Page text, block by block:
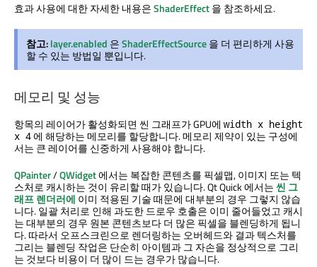
효과 사용에 대한 자세한 내용은ShaderEffect을 참조하세요.
참고:layer.enabled 은ShaderEffectSource을 더 편리하게 사용
할 수 있는 방법일 뿐입니다.
메모리 및 성능
항목의 레이어가 활성화되면 씬 그래프가 GPU에 width x height
x 4에 해당하는 메모리를 할당합니다. 메모리 제약이 있는 구성에
서는 큰 레이어를 신중하게 사용해야 합니다.
QPainter/QWidget에서는 복잡한 콘텐츠를 픽셀맵, 이미지 또는 텍
스처로 캐시하는 것이 유리할 때가 있습니다.Qt Quick에서는씬 그
래프 렌더러에 이미 적용된 기술 때문에 대부분의 경우 그렇지 않습
니다. 일괄 처리로 인해 과도한 드로우 호출은 이미 줄어들었고 캐시
는 대부분의 경우 원본 콘텐츠보다 더 많은 픽셀을 블렌딩하게 됩니
다. 따라서 오프스크린으로 렌더링하는 오버헤드와 결과 텍스처를
그리는 블렌딩 작업은 단순히 아이템과 그 자손을 정상적으로 그리
는 것보다 비용이 더 많이 드는 경우가 많습니다.